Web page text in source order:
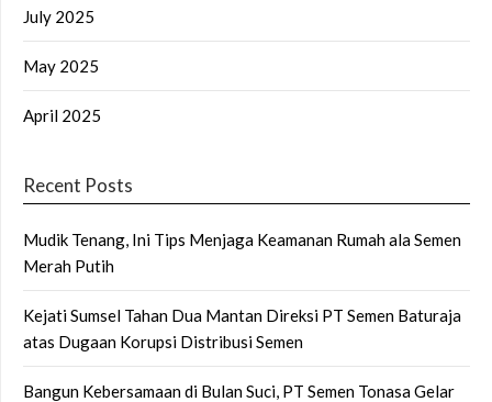
July 2025
May 2025
April 2025
Recent Posts
Mudik Tenang, Ini Tips Menjaga Keamanan Rumah ala Semen
Merah Putih
Kejati Sumsel Tahan Dua Mantan Direksi PT Semen Baturaja
atas Dugaan Korupsi Distribusi Semen
Bangun Kebersamaan di Bulan Suci, PT Semen Tonasa Gelar